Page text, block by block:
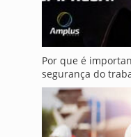
Por que é
segurança do